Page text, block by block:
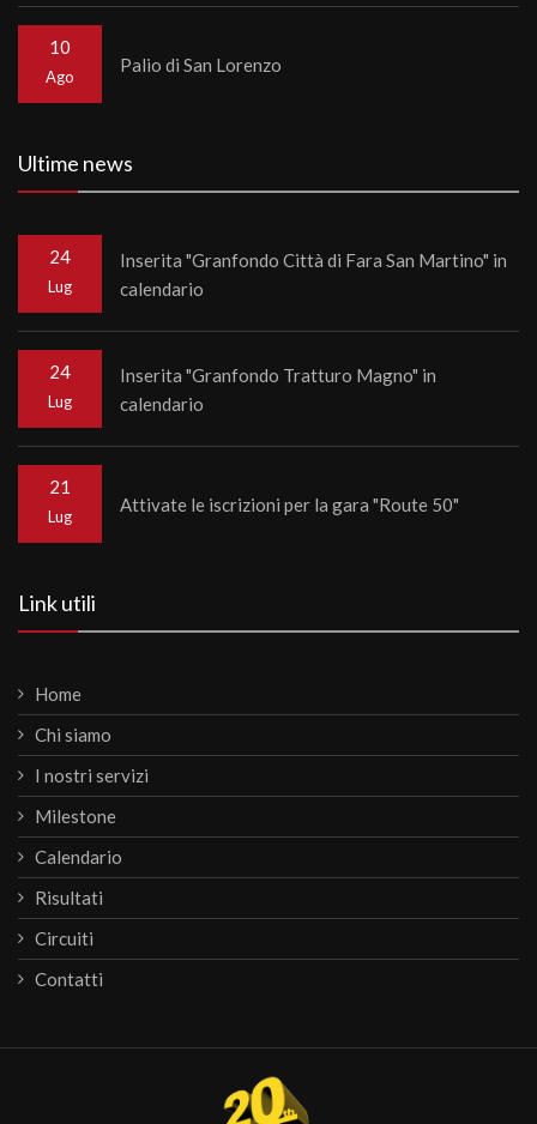
10
Ago
Palio di San Lorenzo
Ultime news
24
Lug
Inserita "Granfondo Città di Fara San Martino" in
calendario
24
Lug
Inserita "Granfondo Tratturo Magno" in
calendario
21
Lug
Attivate le iscrizioni per la gara "Route 50"
Link utili
Home
Chi siamo
I nostri servizi
Milestone
Calendario
Risultati
Circuiti
Contatti